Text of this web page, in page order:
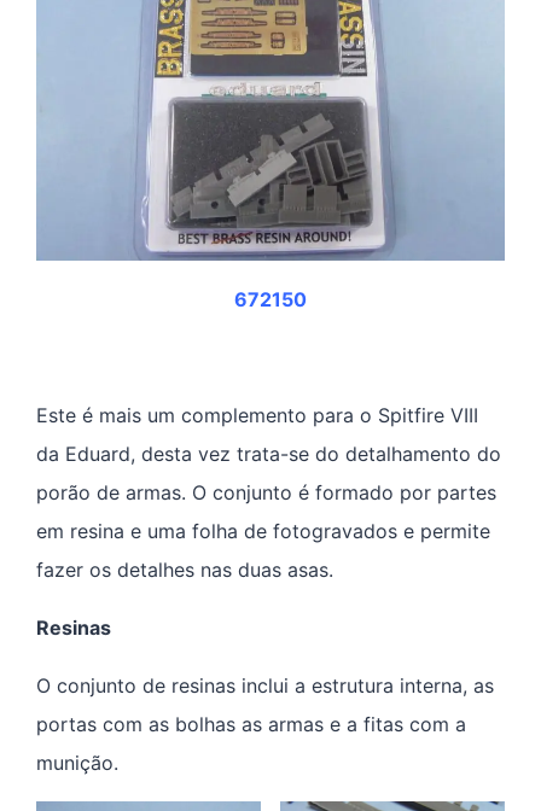
672150
Este é mais um complemento para o Spitfire VIII
da Eduard, desta vez trata-se do detalhamento do
porão de armas. O conjunto é formado por partes
em resina e uma folha de fotogravados e permite
fazer os detalhes nas duas asas.
Resinas
O conjunto de resinas inclui a estrutura interna, as
portas com as bolhas as armas e a fitas com a
munição.